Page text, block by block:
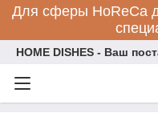
Для сферы HoReCa
HOME DISHES - Ваш